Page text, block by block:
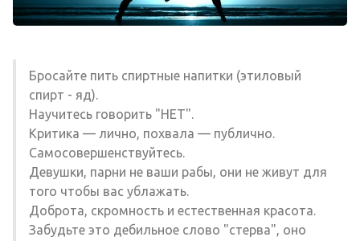
Бросайте пить спиртные напитки (этиловый
спирт - яд).
Научитесь говорить "НЕТ".
Критика — лично, похвала — публично.
Самосовершенствуйтесь.
Девушки, парни не ваши рабы, они не живут для
того чтобы вас ублажать.
Доброта, скромность и естественная красота.
Забудьте это дебильное слово "стерва", оно